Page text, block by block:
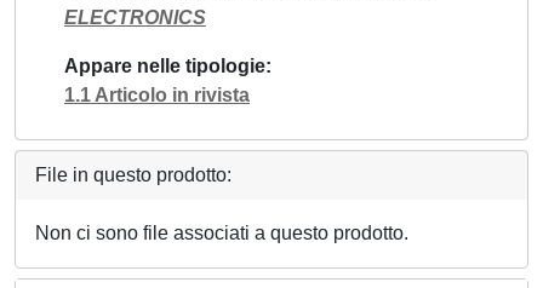
ELECTRONICS
Appare nelle tipologie
1.1 Articolo in rivista
File in questo prodotto:
Non ci sono file associati a questo prodotto.